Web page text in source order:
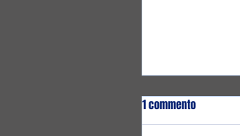
1 commento